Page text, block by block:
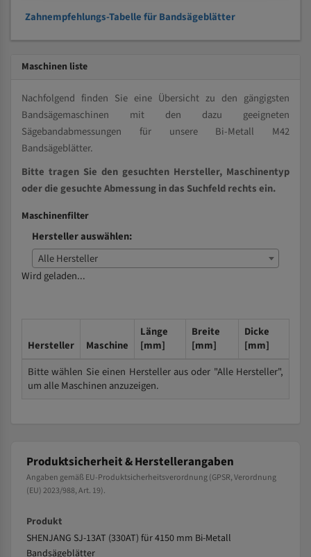
Zahnempfehlungs-Tabelle für Bandsägeblätter
Maschinen liste
Nachfolgend finden Sie eine Übersicht zu den gängigsten
Bandsägemaschinen mit den dazu geeigneten
Sägebandabmessungen für unsere Bi-Metall M42
Bandsägeblätter.
Bitte tragen Sie den gesuchten Hersteller, Maschinentyp
oder die gesuchte Abmessung in das Suchfeld rechts ein.
Maschinenfilter
Hersteller auswählen:
Alle Hersteller
Wird geladen...
Hersteller Maschine
Länge
[mm]
Breite
[mm]
Dicke
[mm]
Bitte wählen Sie einen Hersteller aus oder "Alle Hersteller",
um alle Maschinen anzuzeigen.
Produktsicherheit & Herstellerangaben
Angaben gemäß EU-Produktsicherheitsverordnung (GPSR, Verordnung
(EU) 2023/988, Art. 19).
Produkt
SHENJANG SJ-13AT (330AT) für 4150 mm Bi-Metall
Bandsägeblätter